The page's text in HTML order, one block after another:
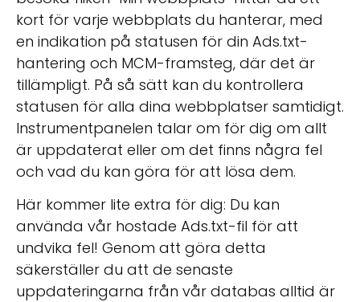
kort för varje webbplats du hanterar, med
en indikation på statusen för din Ads.txt-
hantering och MCM-framsteg, där det är
tillämpligt. På så sätt kan du kontrollera
statusen för alla dina webbplatser samtidigt.
Instrumentpanelen talar om för dig om allt
är uppdaterat eller om det finns några fel
och vad du kan göra för att lösa dem.
Här kommer lite extra för dig: Du kan
använda vår hostade Ads.txt-fil för att
undvika fel! Genom att göra detta
säkerställer du att de senaste
uppdateringarna från vår databas alltid är